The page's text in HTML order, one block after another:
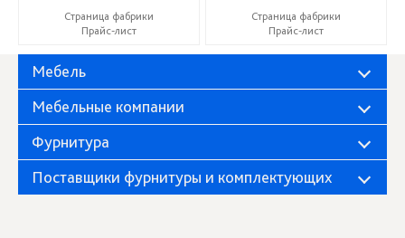
Страница фабрики
Прайс-лист
Страница фабрики
Прайс-лист
Мебель
Мебельные компании
Фурнитура
Поставщики фурнитуры и комплектующих